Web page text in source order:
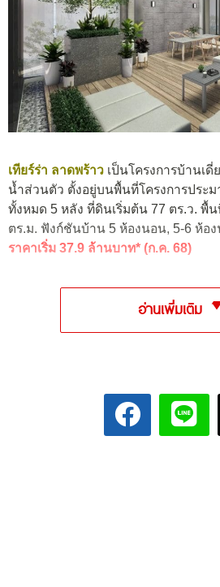
เทียร์ร่า ลาดพร้าว เป็นโครงการบ้านเ
น้ำส่วนตัว ตั้งอยู่บนพื้นที่โครงการประ
ทั้งหมด 5 หลัง ที่ดินเริ่มต้น 77 ตร.ว. พื้
ตร.ม. ฟังก์ชันบ้าน 5 ห้องนอน, 5-6 ห้อ
ราคาเริ่ม 37.9 ล้านบาท* (ก.ค. 68)
อ่านเพิ่มเติม